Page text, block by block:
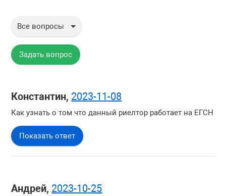
Все вопросы
Все вопросы
Вопросы юристу
Покупка недвижимости
Жилая недвижимость
Загородная недвижимость
Коммерческая недвижимость
Задать вопрос
Константин, 2023-11-08
Как узнать о том что данный риелтор работает на ЕГСН
Показать ответ
Андрей, 2023-10-25